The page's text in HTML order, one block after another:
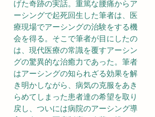
げた奇跡の実話。重篤な腰痛からア
ーシングで起死回生した筆者は、医
療現場でアーシングの治験をする機
会を得る。そこで筆者が目にしたの
は、現代医療の常識を覆すアーシン
グの驚異的な治癒力であった。筆者
はアーシングの知られざる効果を解
き明かしながら、病気の克服をあき
らめてしまった患者達の希望を取り
戻し、ついには病院のアーシング導